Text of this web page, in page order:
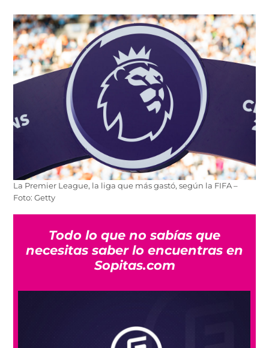
La Premier League, la liga que más gastó, según la FIFA –
Foto: Getty
Todo lo que no sabías que
necesitas saber lo encuentras en
Sopitas.com